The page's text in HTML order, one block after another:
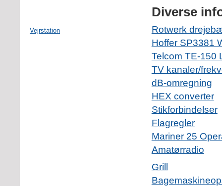
Vejrstation
Diverse
Rotwerk
Hoffer SP3381
Telcom TE-150
TV kanaler/
dB-omregning
HEX converter
Stikforbindelser
Flagregler
Mariner 25
Amatørradio
Grill